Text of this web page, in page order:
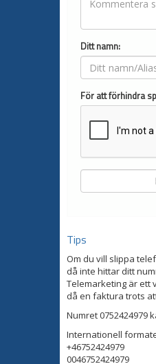
Ditt namn:
För att förhindra
Tips
Om du vill slippa
då inte hittar ditt
Telemarketing är ett
då en faktura trots
Numret 0752424979
Internationell
+46752424979
0046752424979